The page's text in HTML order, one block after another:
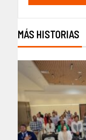
MÁS HISTORIAS